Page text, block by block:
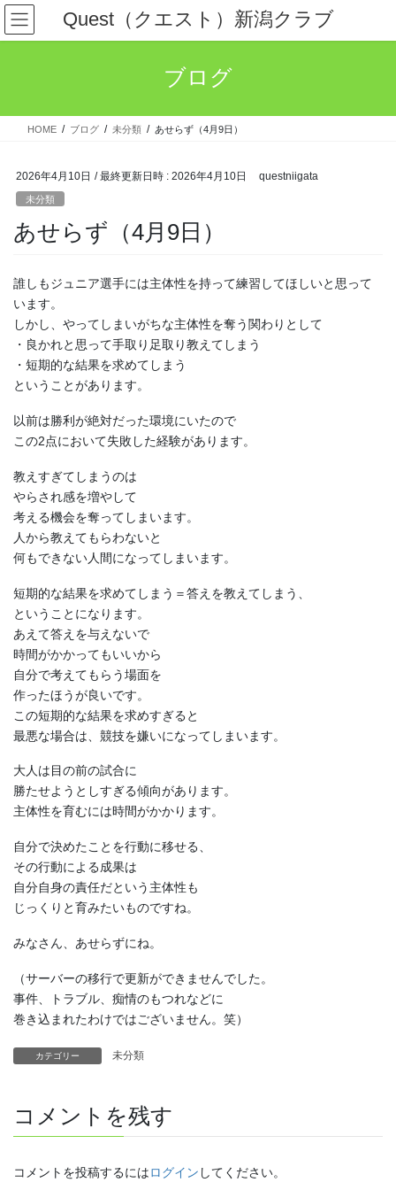
コ
ン
テ
ス
ナ
ビ
ゲ
ン
Quest（クエスト）新潟クラブ
ブログ
HOME ブログ 未分類 あせらず（4月9日）
2026年4月10日 / 最終更新日時 : 2026年4月10日 questniigata
未分類
あせらず（4月9日）
誰しもジュニア選手には主体性を持って練習してほしいと思って
います。
しかし、やってしまいがちな主体性を奪う関わりとして
・良かれと思って手取り足取り教えてしまう
・短期的な結果を求めてしまう
ということがあります。
以前は勝利が絶対だった環境にいたので
この2点において失敗した経験があります。
教えすぎてしまうのは
やらされ感を増やして
考える機会を奪ってしまいます。
人から教えてもらわないと
何もできない人間になってしまいます。
短期的な結果を求めてしまう＝答えを教えてしまう、
ということになります。
あえて答えを与えないで
時間がかかってもいいから
自分で考えてもらう場面を
作ったほうが良いです。
この短期的な結果を求めすぎると
最悪な場合は、競技を嫌いになってしまいます。
大人は目の前の試合に
勝たせようとしすぎる傾向があります。
主体性を育むには時間がかかります。
自分で決めたことを行動に移せる、
その行動による成果は
自分自身の責任だという主体性も
じっくりと育みたいものですね。
みなさん、あせらずにね。
（サーバーの移行で更新ができませんでした。
事件、トラブル、痴情のもつれなどに
巻き込まれたわけではございません。笑）
カテゴリー 未分類
コメントを残す
コメントを投稿するにはログイン してください。